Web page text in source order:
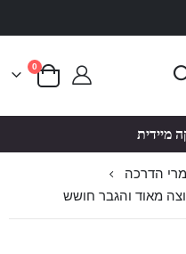
סל קניות
0פריטים
מיידית
הדרכה
מאוד והגבר חושש